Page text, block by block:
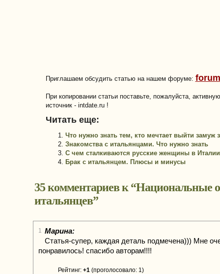
Приглашаем обсудить статью на нашем форуме:
При копировании статьи поставьте, пожалуйста,
источник - intdate.ru !
Читать еще:
Что нужно знать тем, кто мечтает выйти замуж
Знакомства с итальянцами. Что нужно знать
С чем сталкиваются русские женщины в Италии
Брак с итальянцем. Плюсы и минусы
35 комментариев к “Национальные
итальянцев”
1 Марина:
Статья-супер, каждая деталь подмечена))) Мне
понравилось! спасибо авторам!!!!
Рейтинг: +1 (проголосовало: 1)